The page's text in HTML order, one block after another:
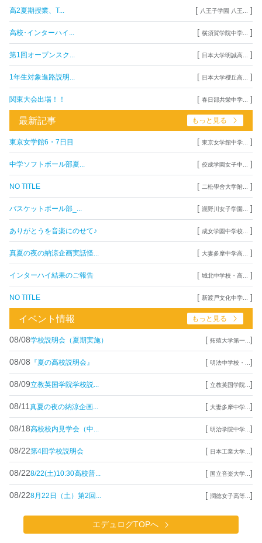
高2夏期授業、T... [ 八王子学園 八王... ]
高校･インターハイ... [ 横須賀学院中学... ]
第1回オープンスク... [ 日本大学明誠高... ]
1年生対象進路説明... [ 日本大学櫻丘高... ]
関東大会出場！！ [ 春日部共栄中学... ]
最新記事 もっと見る
東京女学館6・7日目 [ 東京女学館中学... ]
中学ソフトボール部夏... [ 佼成学園女子中... ]
NO TITLE [ 二松學舍大学附... ]
バスケットボール部_... [ 瀧野川女子学園... ]
ありがとうを音楽にのせて♪ [ 成女学園中学校... ]
真夏の夜の納涼企画実話怪... [ 大妻多摩中学高... ]
インターハイ結果のご報告 [ 城北中学校・高... ]
NO TITLE [ 新渡戸文化中学... ]
イベント情報 もっと見る
08/08学校説明会（夏期実施） [ 拓殖大学第一... ]
08/08 『夏の高校説明会』 [ 明法中学校・... ]
08/09立教英国学院学校説... [ 立教英国学院... ]
08/11 真夏の夜の納涼企画... [ 大妻多摩中学... ]
08/18高校校内見学会（中... [ 明治学院中学... ]
08/22第4回学校説明会 [ 日本工業大学... ]
08/228/22(土)10:30高校普... [ 国立音楽大学... ]
08/228月22日（土）第2回... [ 潤徳女子高等... ]
エデュログTOPへ